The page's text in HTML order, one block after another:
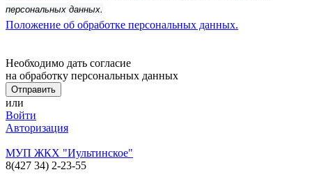
персональных данных.
Положение об обработке персональных данных.
Необходимо дать согласие
на обработку персональных данных
или
Войти
Авторизация
МУП ЖКХ "Иультинское"
8(427 34) 2-23-55